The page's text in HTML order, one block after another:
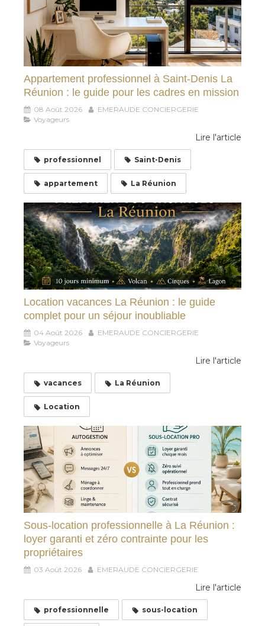
Appartement professionnel à Saint-Denis La
Réunion : le guide pour les cadres en mission
08 Août 2026
EMERAUDE CONCIERGERIE
Voyageurs
Lire l'article
professionnel Saint-Denis
appartement La Réunion
Location vacances La Réunion : le guide
complet pour un séjour inoubliable
04 Août 2026
EMERAUDE CONCIERGERIE
Voyageurs
Lire l'article
vacances La Réunion
Location
Sous-location professionnelle à La Réunion :
loyer garanti et zéro contrainte pour les
propriétaires
03 Août 2026 EMERAUDE CONCIERGERIE
Lire l'article
professionnelle sous-location